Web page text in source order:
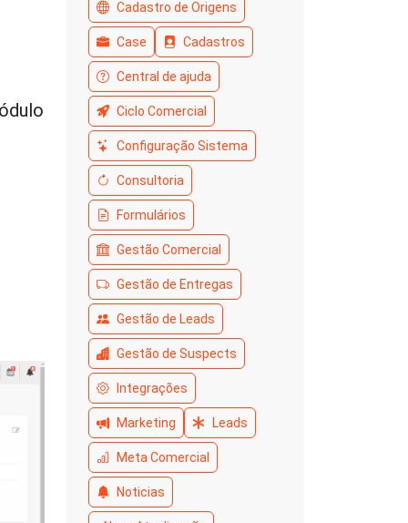
Noticias
Meta Comercial
Marketing Leads
Integrações
Gestão de Suspects
Gestão de Leads
Gestão de Entregas
Gestão Comercial
Formulários
Consultoria
Configuração Sistema
Ciclo Comercial
Central de ajuda
Case Cadastros
Cadastro de Origens